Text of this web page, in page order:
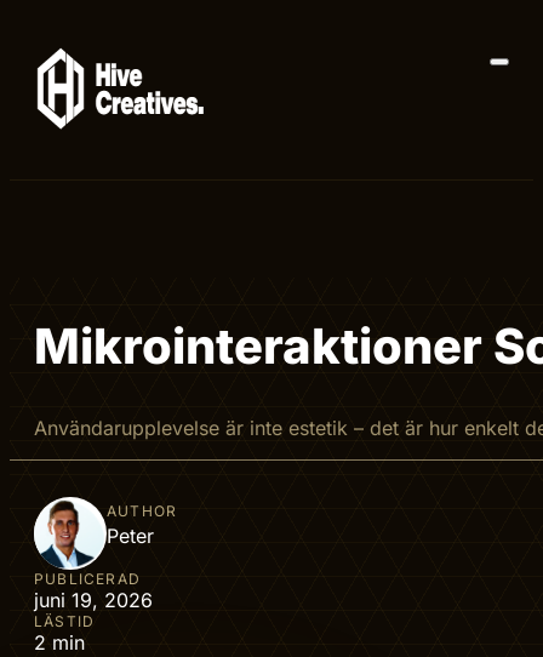
Mikrointeraktioner
Användarupplevelse är inte estetik – det är hur enkelt
AUTHOR
Peter
PUBLICERAD
juni 19, 2026
LÄSTID
2 min